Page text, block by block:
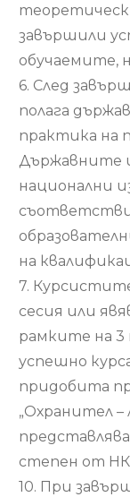
завършили
обучаемите,
6. След
полага
практика на
Държавните
национални
на
7.
сесия или
рамките на 3
успешно
придобита
„Охранител –
степен от
10. При